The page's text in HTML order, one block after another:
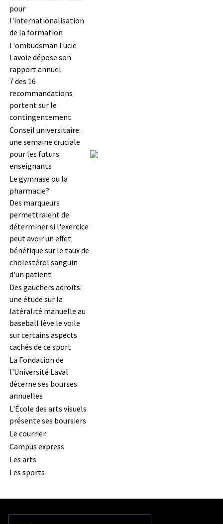
pour
l'internationalisation
de la formation
L'ombudsman Lucie
Lavoie dépose son
rapport annuel
7 des 16
recommandations
portent sur le
contingentement
Conseil universitaire:
une semaine cruciale
pour les futurs
enseignants
Le gymnase ou la
pharmacie?
Des marqueurs
permettraient de
déterminer si l'exercice
peut avoir un effet
bénéfique sur le taux de
cholestérol sanguin
d'un patient
Des gauchers adroits:
une étude sur la
latéralité manuelle au
baseball lève le voile
sur certains aspects
cachés de ce sport
La Fondation de
l'Université Laval
décerne ses bourses
annuelles
L'École des arts visuels
présente ses boursiers
Le courrier
Campus express
Les arts
Les sports